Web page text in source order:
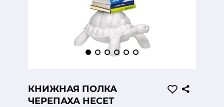
КНИЖНАЯ ПОЛКА
ЧЕРЕПАХА НЕСЕТ